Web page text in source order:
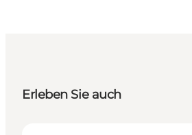
Erleben Sie auch